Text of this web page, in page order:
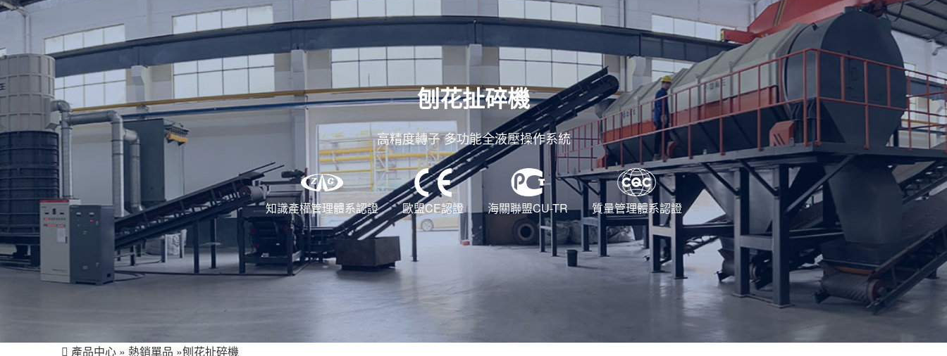
刨花扯碎機
高精度轉子 多功能全液壓操作系統
知識產權管理體系認證 歐盟CE認證 海關聯盟CU-TR 質量管理體系認證
產品中心 » 熱銷單品 »刨花扯碎機